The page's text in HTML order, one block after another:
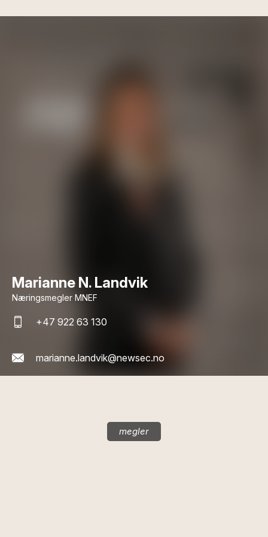
Marianne N. Landvik
Næringsmegler MNEF
+47 922 63 130
marianne.landvik@newsec.no
megler